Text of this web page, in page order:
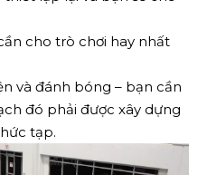
cho trò chơi hay nhất
và đánh bóng – bạn cần
đó phải được xây dựng
tạp.